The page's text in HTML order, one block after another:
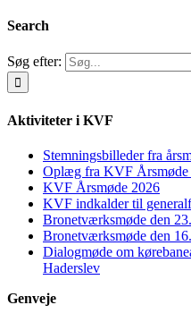
Search
Søg efter:
Aktiviteter i KVF
Stemningsbilleder fra
Oplæg fra KVF Årsmøde
KVF Årsmøde 2026
KVF indkalder til
Bronetværksmøde den
Bronetværksmøde den
Dialogmøde om
Haderslev
Genveje